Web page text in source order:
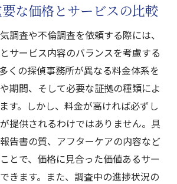
いにおける注意点と法的知識
る信頼性の高い証拠提供とは
で不倫調査を依頼する際の注意点
頼時のトラブル回避法
頼した際のプライバシー保護の重
功に導くためのコミュニケーショ
な価格とサービスの比較
調査や不倫調査を依頼する際には、
サービス内容のバランスを考慮する
くの探偵事務所が異なる料金体系を
期間、そして必要な証拠の種類によ
す。しかし、料金が高ければ必ずし
提供されるわけではありません。具
告書の質、アフターケアの内容など
とで、価格に見合った価値あるサー
きます。また、調査中の進捗状況の